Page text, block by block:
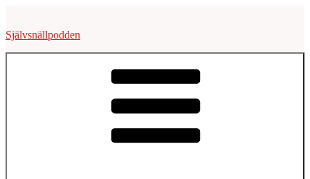
innehåll
Självsnällpodden